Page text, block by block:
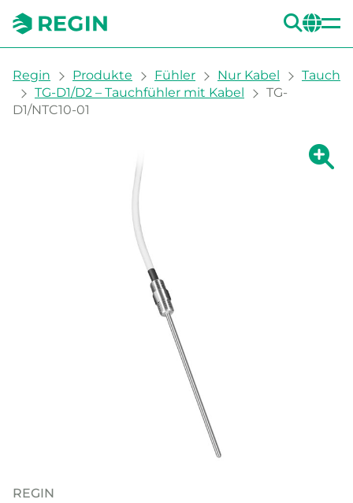
You are here:
Regin Produkte Fühler Nur Kabel
Tauch
TG-D1/D2 – Tauchfühler mit Kabel
TG-
D1/NTC10-01
Zeige
REGIN